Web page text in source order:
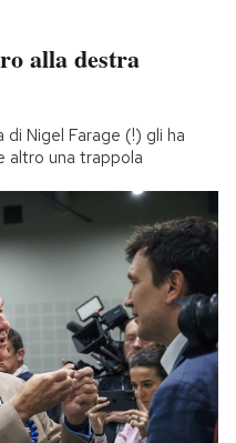
alla destra
Nigel Farage (!) gli ha
altro una trappola